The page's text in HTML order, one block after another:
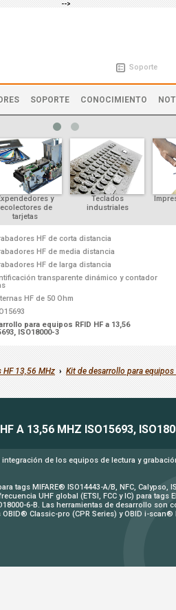
-->
Soporte
SOPORTE CONOCIMIENTO
y
de
tarjetas
Teclados
industriales
HF de corta distancia
HF de media distancia
HF de larga distancia
transparente dinámico y contador
HF de 50 Ohm
para equipos RFID HF a 13,56
ISO18000-3
HF 13,56 MHz › Kit de desarrollo para equipos
A 13,56 MHZ ISO15693,
de los equipos de lectura y
tags MIFARE® ISO14443-A/B, NFC, Calypso,
UHF global (ETSI, FCC y IC) para tags
6-B. Las herramientas de desarrollo son
Classic-pro (CPR Series) y OBID i-scan®